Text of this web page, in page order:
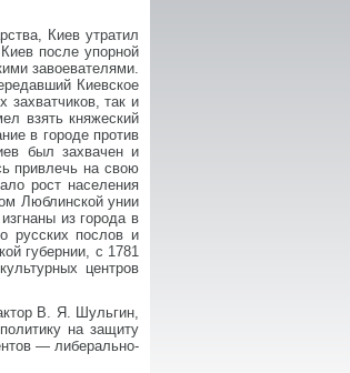
Киев утратил
после упорной
завоевателями.
Киевское
так и
взять княжеский
в городе против
был захвачен и
привлечь на свою
рост населения
Люблинской унии
из города в
русских послов и
губернии, с 1781
центров
В. Я. Шульгин,
на защиту
— либерально-